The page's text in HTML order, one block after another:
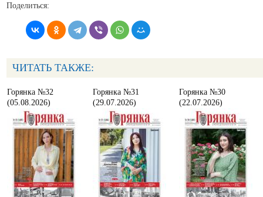
Поделиться:
ЧИТАТЬ ТАКЖЕ:
Горянка №32
(05.08.2026)
Горянка №31
(29.07.2026)
Горянка №30
(22.07.2026)